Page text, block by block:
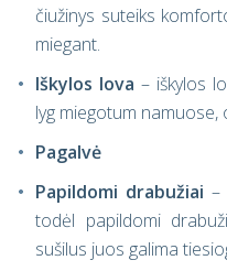
čiužinys suteiks
miegant.
Iškylos lova – iškylos
lyg miegotum namuose,
Pagalvė
Papildomi drabužiai –
todėl papildomi
sušilus juos galima